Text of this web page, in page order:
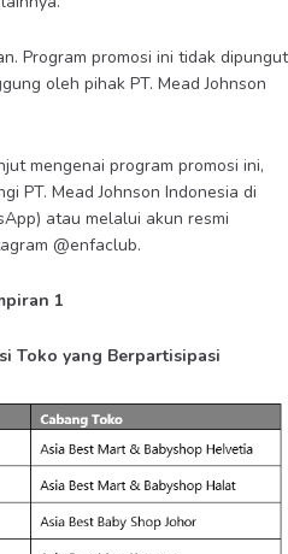
Program promosi ini tidak dipungut
oleh pihak PT. Mead Johnson
mengenai program promosi ini,
PT. Mead Johnson Indonesia di
atau melalui akun resmi
@enfaclub.
1
Toko yang Berpartisipasi